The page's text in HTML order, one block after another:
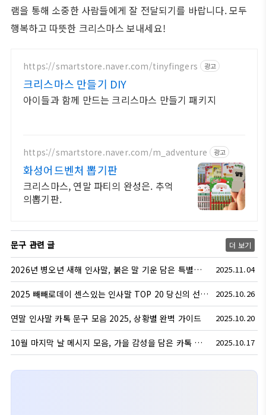
램을 통해 소중한 사람들에게 잘 전달되기를 바랍니다. 모두
행복하고 따뜻한 크리스마스 보내세요!
https://smartstore.naver.com/tinyfingers 광고
크리스마스 만들기 DIY
아이들과 함께 만드는 크리스마스 만들기 패키지
https://smartstore.naver.com/m_adventure 광고
화성어드벤처 뽑기판
크리스마스, 연말 파티의 완성은. 추억
의뽑기판.
문구 관련 글 더 보기
2026년 병오년 새해 인사말, 붉은 말 기운 담은 특별한 문구 50가지 2025.11.04
2025 빼빼로데이 센스있는 인사말 TOP 20 당신의 선택은? 2025.10.26
연말 인사말 카톡 문구 모음 2025, 상황별 완벽 가이드 2025.10.20
10월 마지막 날 메시지 모음, 가을 감성을 담은 카톡 문구 인사말 전하기 2025.10.17